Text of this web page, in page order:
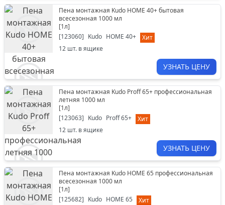
Пена монтажная Kudo HOME 40+ бытовая
всесезонная 1000 мл
[1л]
[123060] Kudo HOME 40+
Хит
12 шт. в ящике
УЗНАТЬ ЦЕНУ
Пена монтажная Kudo Proff 65+ профессиональная
летняя 1000 мл
[1л]
[123063] Kudo Proff 65+
Хит
12 шт. в ящике
УЗНАТЬ ЦЕНУ
Пена монтажная Kudo HOME 65 профессиональная
всесезонная 1000 мл
[1л]
[125682] Kudo HOME 65
Хит